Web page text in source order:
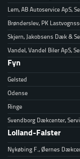
Lem, AB Autoservice ApS,
Brønderslev, PK
Skjern, Jakobsens Dæk &
Vandel, Vandel Biler ApS,
Fyn
Gelsted
Odense
Ringe
Svendborg Dækcenter,
Lolland-Falster
Nykøbing F., Øernes